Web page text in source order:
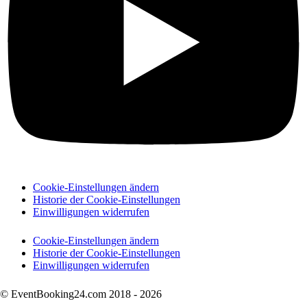
Cookie-Einstellungen ändern
Historie der Cookie-Einstellungen
Einwilligungen widerrufen
Cookie-Einstellungen ändern
Historie der Cookie-Einstellungen
Einwilligungen widerrufen
© EventBooking24.com 2018 - 2026